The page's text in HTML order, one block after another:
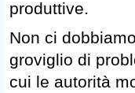
produttive.
Non ci
groviglio di
cui le autorità